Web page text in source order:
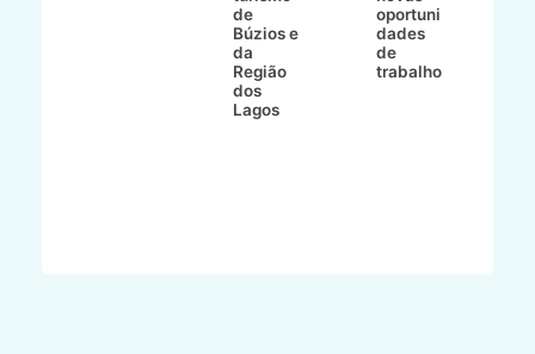
de
Búzios e
da
Região
dos
Lagos
oportuni
dades
de
trabalho